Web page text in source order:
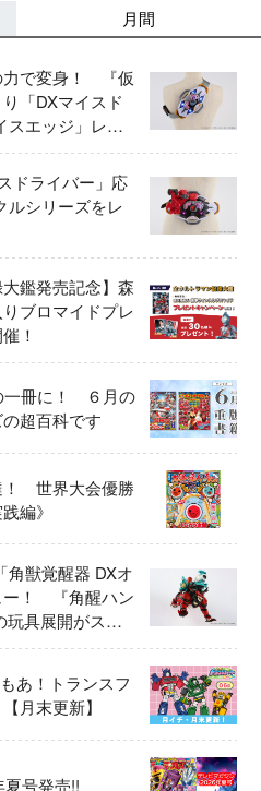
月間
力で変身！ 『仮
「DXマイスド
スエッジ」レビ
ドライバー」応
シリーズをレ
大鑑発売記念】森
ブロマイドプレ
！
一冊に！ ６月の
超百科です
！ 世界大会優勝
編》
角獣覚醒器 DXオ
ー！ 『角醒ハン
玩具展開がスタ
あ！トランスフ
月末更新】
号発売!!